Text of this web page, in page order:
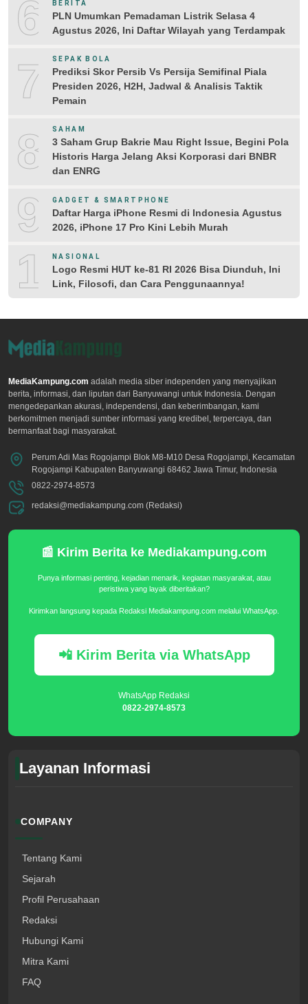
6 BERITA
PLN Umumkan Pemadaman Listrik Selasa 4
Agustus 2026, Ini Daftar Wilayah yang Terdampak
7 SEPAK BOLA
Prediksi Skor Persib Vs Persija Semifinal Piala
Presiden 2026, H2H, Jadwal & Analisis Taktik
Pemain
8 SAHAM
3 Saham Grup Bakrie Mau Right Issue, Begini Pola
Historis Harga Jelang Aksi Korporasi dari BNBR
dan ENRG
9 GADGET & SMARTPHONE
Daftar Harga iPhone Resmi di Indonesia Agustus
2026, iPhone 17 Pro Kini Lebih Murah
10NASIONAL
Logo Resmi HUT ke-81 RI 2026 Bisa Diunduh, Ini
Link, Filosofi, dan Cara Penggunaannya!
MediaKampung.com adalah media siber independen yang menyajikan
berita, informasi, dan liputan dari Banyuwangi untuk Indonesia. Dengan
mengedepankan akurasi, independensi, dan keberimbangan, kami
berkomitmen menjadi sumber informasi yang kredibel, terpercaya, dan
bermanfaat bagi masyarakat.
Perum Adi Mas Rogojampi Blok M8-M10 Desa Rogojampi, Kecamatan
Rogojampi Kabupaten Banyuwangi 68462 Jawa Timur, Indonesia
0822-2974-8573
redaksi@mediakampung.com (Redaksi)
📰 Kirim Berita ke Mediakampung.com
Punya informasi penting, kejadian menarik, kegiatan masyarakat, atau
peristiwa yang layak diberitakan?
Kirimkan langsung kepada Redaksi Mediakampung.com melalui WhatsApp.
📲 Kirim Berita via WhatsApp
WhatsApp Redaksi
0822-2974-8573
Layanan Informasi
COMPANY
Tentang Kami
Sejarah
Profil Perusahaan
Redaksi
Hubungi Kami
Mitra Kami
FAQ